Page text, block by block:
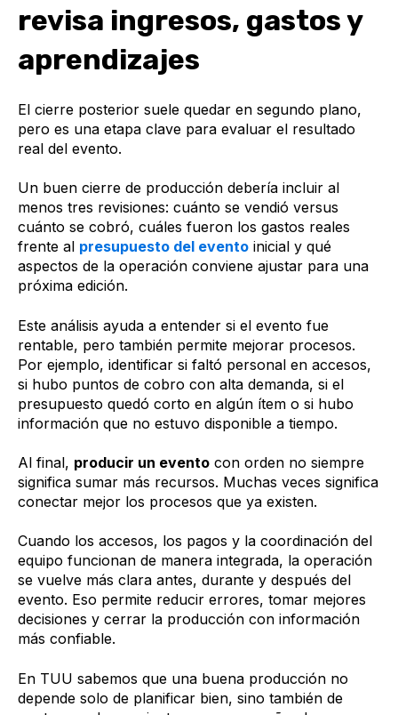
revisa ingresos, gastos y
aprendizajes
El cierre posterior suele quedar en segundo plano,
pero es una etapa clave para evaluar el resultado
real del evento.
Un buen cierre de producción debería incluir al
menos tres revisiones: cuánto se vendió versus
cuánto se cobró, cuáles fueron los gastos reales
frente al presupuesto del evento inicial y qué
aspectos de la operación conviene ajustar para una
próxima edición.
Este análisis ayuda a entender si el evento fue
rentable, pero también permite mejorar procesos.
Por ejemplo, identificar si faltó personal en accesos,
si hubo puntos de cobro con alta demanda, si el
presupuesto quedó corto en algún ítem o si hubo
información que no estuvo disponible a tiempo.
Al final, producir un evento con orden no siempre
significa sumar más recursos. Muchas veces significa
conectar mejor los procesos que ya existen.
Cuando los accesos, los pagos y la coordinación del
equipo funcionan de manera integrada, la operación
se vuelve más clara antes, durante y después del
evento. Eso permite reducir errores, tomar mejores
decisiones y cerrar la producción con información
más confiable.
En TUU sabemos que una buena producción no
depende solo de planificar bien, sino también de